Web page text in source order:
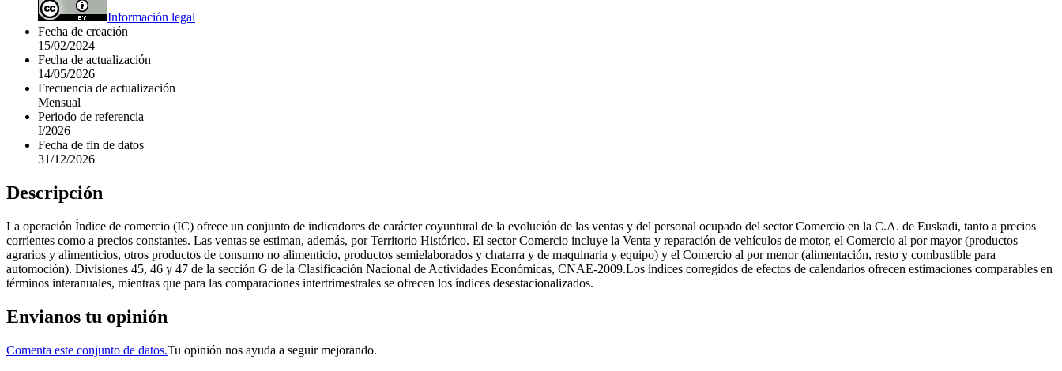
Información legal
Fecha de creación
15/02/2024
Fecha de actualización
14/05/2026
Frecuencia de actualización
Mensual
Periodo de referencia
I/2026
Fecha de fin de datos
31/12/2026
Descripción
La operación Índice de comercio (IC) ofrece un conjunto de indicadores de carácter coyuntural de la evolución de las ventas y del personal ocupado del sector Comercio en la C.A. de Euskadi, tanto a precios
corrientes como a precios constantes. Las ventas se estiman, además, por Territorio Histórico. El sector Comercio incluye la Venta y reparación de vehículos de motor, el Comercio al por mayor (productos
agrarios y alimenticios, otros productos de consumo no alimenticio, productos semielaborados y chatarra y de maquinaria y equipo) y el Comercio al por menor (alimentación, resto y combustible para
automoción). Divisiones 45, 46 y 47 de la sección G de la Clasificación Nacional de Actividades Económicas, CNAE-2009.Los índices corregidos de efectos de calendarios ofrecen estimaciones comparables en
términos interanuales, mientras que para las comparaciones intertrimestrales se ofrecen los índices desestacionalizados.
Envianos tu opinión
Comenta este conjunto de datos.Tu opinión nos ayuda a seguir mejorando.